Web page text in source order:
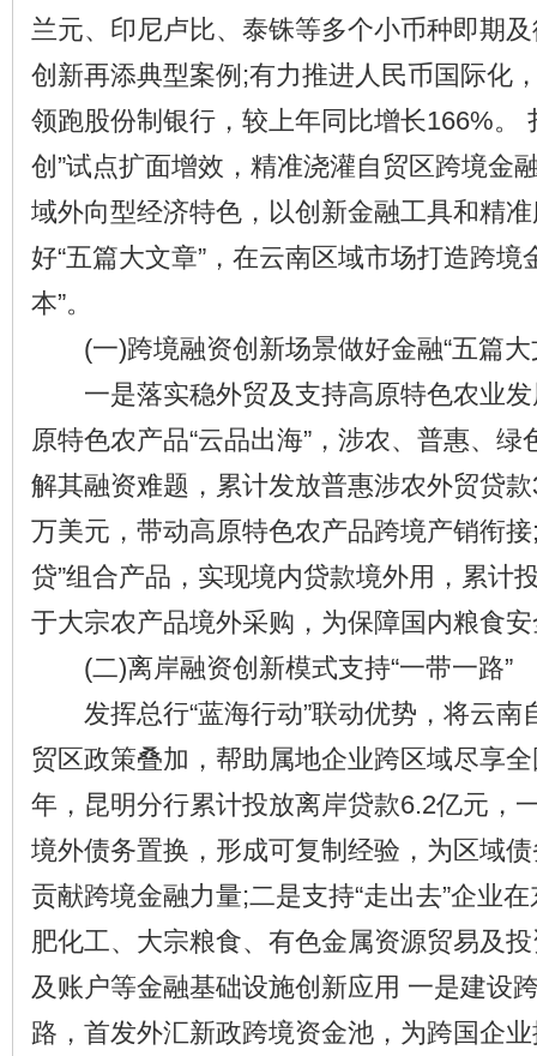
兰元、印尼卢比、泰铢等多个小币种即期
创新再添典型案例;有力推进人民币国际化
领跑股份制银行，较上年同比增长166%。
创”试点扩面增效，精准浇灌自贸区跨境金
域外向型经济特色，以创新金融工具和精
好“五篇大文章”，在云南区域市场打造跨境
本”。
(一)跨境融资创新场景做好金融“五篇大
一是落实稳外贸及支持高原特色农业发
原特色农产品“云品出海”，涉农、普惠、
解其融资难题，累计发放普惠涉农外贸贷
万美元，带动高原特色农产品跨境产销衔
贷”组合产品，实现境内贷款境外用，累计
于大宗农产品境外采购，为保障国内粮食
(二)离岸融资创新模式支持“一带一路”
发挥总行“蓝海行动”联动优势，将云南
贸区政策叠加，帮助属地企业跨区域尽享
年，昆明分行累计投放离岸贷款6.2亿元，
境外债务置换，形成可复制经验，为区域
贡献跨境金融力量;二是支持“走出去”企业
肥化工、大宗粮食、有色金属资源贸易及
及账户等金融基础设施创新应用 一是建设
路，首发外汇新政跨境资金池，为跨国企